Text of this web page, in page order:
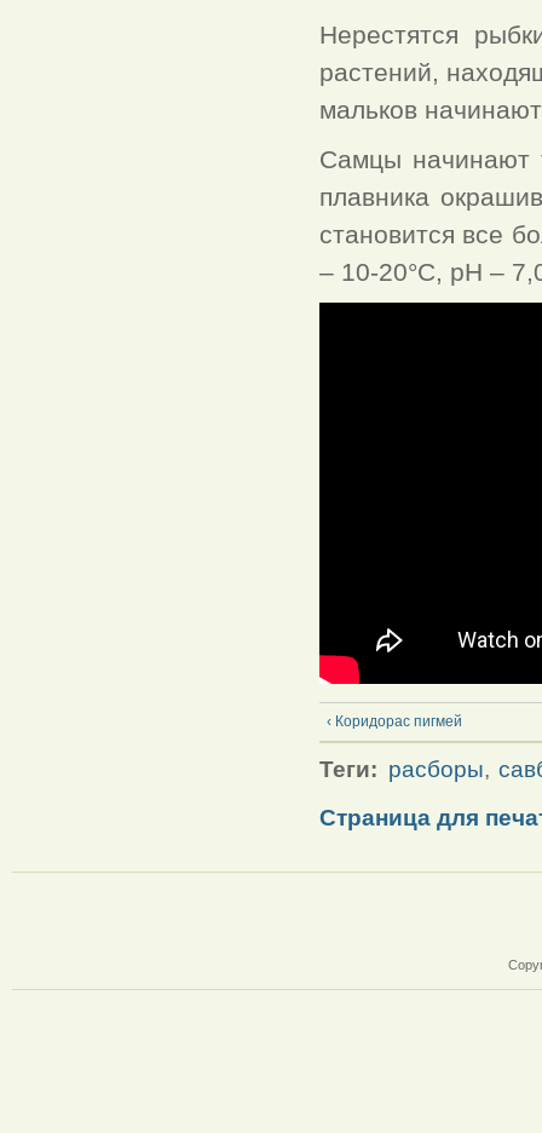
Нерестятся
растений,
мальков
Самцы начинают
плавника
становится все
– 10-20°C, pH –
‹ Коридорас пигмей
Теги: расборы,
Страница для